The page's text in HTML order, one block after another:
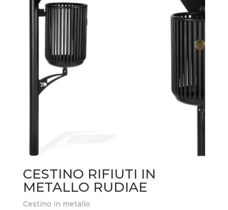
CESTINO RIFIUTI IN
METALLO RUDIAE
Cestino in metallo